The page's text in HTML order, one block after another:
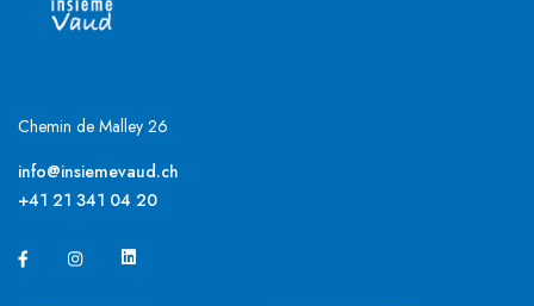
Chemin de Malley 26
info@insiemevaud.ch
+41 21 341 04 20